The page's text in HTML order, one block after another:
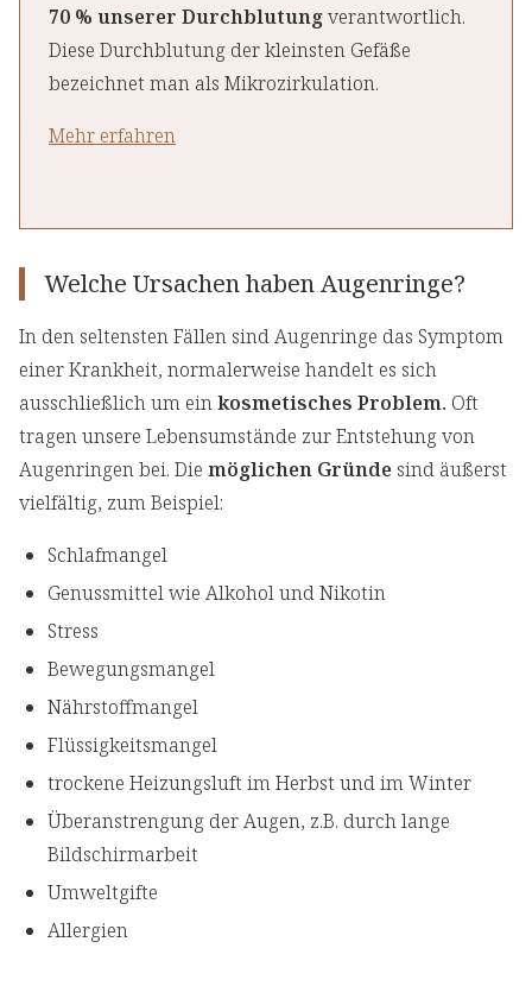
70 % unserer Durchblutungverantwortlich.
Diese Durchblutung der kleinsten Gefäße
bezeichnet man als Mikrozirkulation.
Mehr erfahren
Welche Ursachen haben Augenringe?
In den seltensten Fällen sind Augenringe das Symptom
einer Krankheit, normalerweise handelt es sich
ausschließlich um einkosmetisches Problem. Oft
tragen unsere Lebensumstände zur Entstehung von
Augenringen bei. Die möglichen Gründe sind äußerst
vielfältig, zum Beispiel:
Schlafmangel
Genussmittel wie Alkohol und Nikotin
Stress
Bewegungsmangel
Nährstoffmangel
Flüssigkeitsmangel
trockene Heizungsluft im Herbst und im Winter
Überanstrengung der Augen, z.B. durch lange
Bildschirmarbeit
Umweltgifte
Allergien